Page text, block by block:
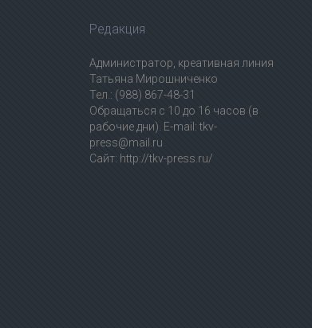
Редакция
Администратор, креативная линия
Татьяна Мирошниченко
Тел.: (988) 867-48-31
Обращаться с 10 до 16 часов (в
рабочие дни). E-mail: tkv-
press@mail.ru
Сайт: http://tkv-press.ru/